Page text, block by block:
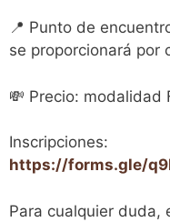
📍 Punto de
se proporcionará por
💸 Precio: modalidad
Inscripciones:
https://forms.gle/
Para cualquier duda,